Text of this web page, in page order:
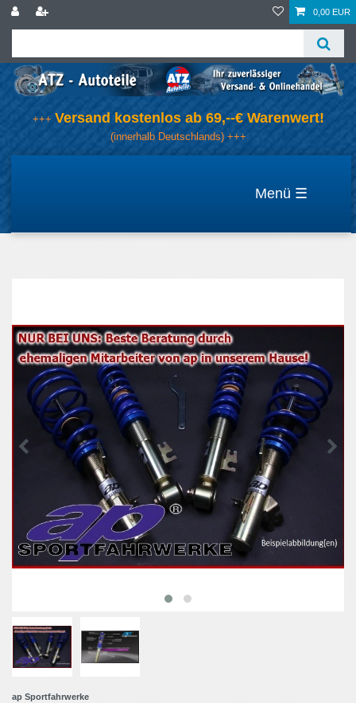
0,00 EUR
+++ Versand kostenlos ab 69,--€ Warenwert!
(innerhalb Deutschlands) +++
☰
ap Sportfahrwerke